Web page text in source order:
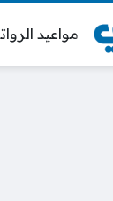
مواعيد